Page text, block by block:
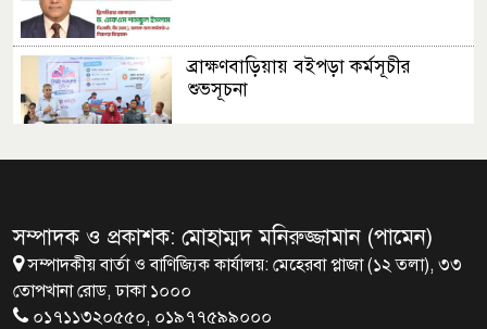
ব্রাক্ষণবাড়িয়ায় বইপড়া কর্মসূচীর
শুভসূচনা
৪ বিয়ের পর অন্য নারীর ঘরে জামায়াত
সমর্থক!
সম্পাদক ও প্রকাশক: মোহাম্মদ মনিরুজ্জামান (পামেন)
সম্পাদকীয় বার্তা ও বাণিজ্যিক কার্যালয়: মেহেরবা প্লাজা (১২ তলা), ৩৩
তোপখানা রোড, ঢাকা ১০০০
০১৭১১৩২০৫৫০, ০১৯৭৭৫৯৯০০০